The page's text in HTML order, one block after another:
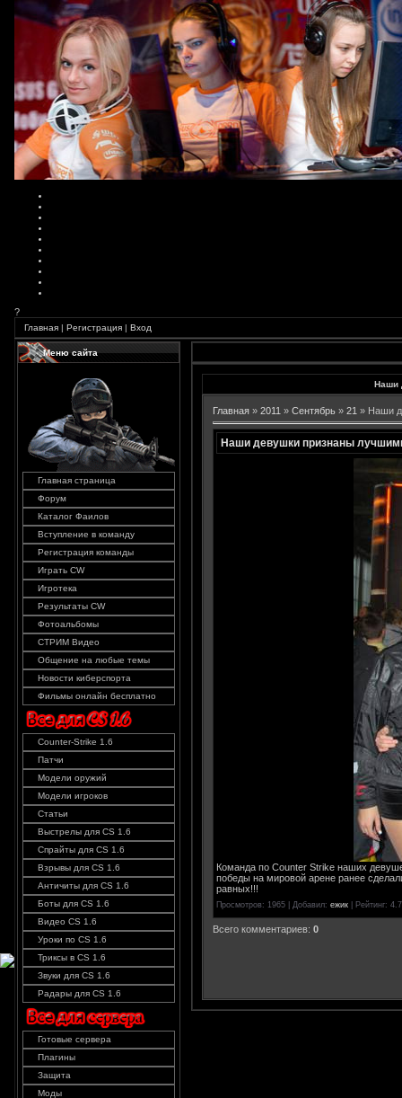
?
Главная | Регистрация | Вход
Меню сайта
Главная страница
Форум
Каталог Фаилов
Вступление в команду
Регистрация команды
Играть CW
Игротека
Результаты CW
Фотоальбомы
СТРИМ Видео
Общение на любые темы
Новости киберспорта
Фильмы онлайн бесплатно
Counter-Strike 1.6
Патчи
Модели оружий
Модели игроков
Статьи
Выстрелы для CS 1.6
Спрайты для CS 1.6
Взрывы для CS 1.6
Античиты для CS 1.6
Боты для CS 1.6
Видео CS 1.6
Уроки по CS 1.6
Триксы в CS 1.6
Звуки для CS 1.6
Радары для CS 1.6
Готовые сервера
Плагины
Защита
Моды
Наши
Главная » 2011 » Сентябрь » 21 » Наши
Наши девушки признаны
Команда по Counter Strike наших
победы на мировой арене ранее
равных!!!
Просмотров: 1965 | Добавил: ежик Рейтинг:
Всего комментариев: 0